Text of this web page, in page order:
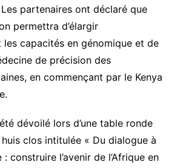
partenaires ont déclaré que
permettra d’élargir
capacités en génomique et de
de précision des
en commençant par le Kenya
dévoilé lors d’une table ronde
clos intitulée « Du dialogue à
construire l’avenir de l’Afrique en